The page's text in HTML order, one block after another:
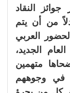
النقاد
من أن يتم
العربي
الجديد،
متهمين
في وجوههم